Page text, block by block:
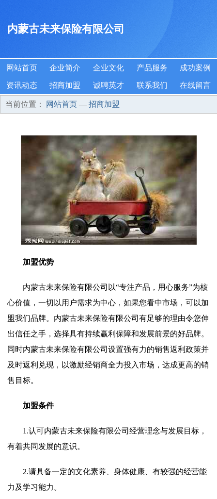
内蒙古未来保险有限公司
网站首页 企业简介 企业文化 产品服务 成功案例
资讯动态 招商加盟 诚聘英才 联系我们 在线留言
当前位置： 网站首页 — 招商加盟
加盟优势
内蒙古未来保险有限公司以“专注产品，用心服务”为核
心价值，一切以用户需求为中心，如果您看中市场，可以加
盟我们品牌。内蒙古未来保险有限公司有足够的理由令您伸
出信任之手，选择具有持续赢利保障和发展前景的好品牌。
同时内蒙古未来保险有限公司设置强有力的销售返利政策并
及时返利兑现，以激励经销商全力投入市场，达成更高的销
售目标。
加盟条件
1.认可内蒙古未来保险有限公司经营理念与发展目标，
有着共同发展的意识。
2.请具备一定的文化素养、身体健康、有较强的经营能
力及学习能力。